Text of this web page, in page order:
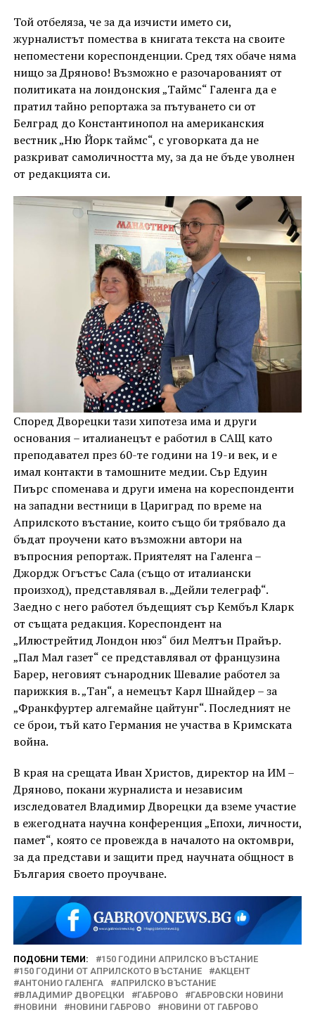
Той отбеляза, че за да изчисти името си,
журналистът помества в книгата текста на своите
непоместени кореспонденции. Сред тях обаче няма
нищо за Дряново! Възможно е разочарованият от
политиката на лондонския „Таймс“ Галенга да е
пратил тайно репортажа за пътуването си от
Белград до Константинопол на американския
вестник „Ню Йорк таймс“, с уговорката да не
разкриват самоличността му, за да не бъде уволнен
от редакцията си.
Според Дворецки тази хипотеза има и други
основания – италианецът е работил в САЩ като
преподавател през 60-те години на 19-и век, и е
имал контакти в тамошните медии. Сър Едуин
Пиърс споменава и други имена на кореспонденти
на западни вестници в Цариград по време на
Априлското въстание, които също би трябвало да
бъдат проучени като възможни автори на
въпросния репортаж. Приятелят на Галенга –
Джордж Огъстъс Сала (също от италиански
произход), представлявал в. „Дейли телеграф“.
Заедно с него работел бъдещият сър Кембъл Кларк
от същата редакция. Кореспондент на
„Илюстрейтид Лондон нюз“ бил Мелтън Прайър.
„Пал Мал газет“ се представлявал от французина
Барер, неговият сънародник Шевалие работел за
парижкия в. „Тан“, а немецът Карл Шнайдер – за
„Франкфуртер алгемайне цайтунг“. Последният не
се брои, тъй като Германия не участва в Кримската
война.
В края на срещата Иван Христов, директор на ИМ –
Дряново, покани журналиста и независим
изследовател Владимир Дворецки да вземе участие
в ежегодната научна конференция „Епохи, личности,
памет“, която се провежда в началото на октомври,
за да представи и защити пред научната общност в
България своето проучване.
ПОДОБНИ ТЕМИ:
150 ГОДИНИ АПРИЛСКО ВЪСТАНИЕ
150 ГОДИНИ ОТ АПРИЛСКОТО ВЪСТАНИЕ
АКЦЕНТ
АНТОНИО ГАЛЕНГА
АПРИЛСКО ВЪСТАНИЕ
ВЛАДИМИР ДВОРЕЦКИ
ГАБРОВО
ГАБРОВСКИ НОВИНИ
НОВИНИ
НОВИНИ ГАБРОВО НОВИНИ ОТ ГАБРОВО